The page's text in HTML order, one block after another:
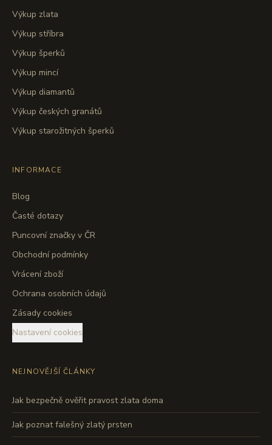
Výkup zlata
Výkup stříbra
Výkup šperků
Výkup mincí
Výkup diamantů
Výkup českých granátů
Výkup starožitných šperků
INFORMACE
Blog
Časté dotazy
Puncovní značky v ČR
Obchodní podmínky
Vrácení zboží
Ochrana osobních údajů
Zásady cookies
Nastavení cookies
NEJNOVĚJŠÍ ČLÁNKY
Jak bezpečně ověřit pravost zlata doma
Jak poznat falešný zlatý prsten